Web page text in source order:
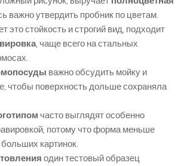
важно утвердить пробник по цветам.
это стойкость и строгий вид, подходит
, чаще всего на стальных
важно обсудить мойку и
чтобы поверхность дольше сохраняла
часто выглядят особенно
потому что форма меньше
картинок.
один тестовый образец